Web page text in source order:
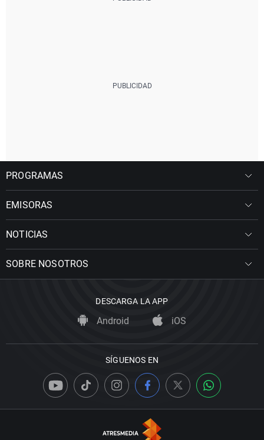
PROGRAMAS
EMISORAS
NOTICIAS
SOBRE NOSOTROS
DESCARGA LA APP
Android iOS
SÍGUENOS EN